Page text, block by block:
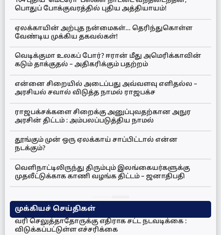
பொதுப் போக்குவரத்தில் புதிய அத்தியாயம்!
ஏலக்காயின் அற்புத நன்மைகள்… தெரிந்துகொள்ள
வேண்டிய முக்கிய தகவல்கள்!
வெடிக்குமா உலகப் போர்? ஈரான் மீது அமெரிக்காவின்
கடும் தாக்குதல் – அதிகரிக்கும் பதற்றம்
என்னை சிறையில் அடைப்பது அவ்வளவு எளிதல்ல –
அரசியல் சவால் விடுத்த நாமல் ராஜபக்ச
ராஜபக்சக்களை சிறைக்கு அனுப்புவதற்கான அநுர
அரசின் திட்டம் : அம்பலப்படுத்திய நாமல்
தூங்கும் முன் ஒரு ஏலக்காய் சாப்பிட்டால் என்ன
நடக்கும்?
வெளிநாட்டிலிருந்து திரும்பும் இலங்கையர்களுக்கு
முதலீட்டுக்காக காணி வழங்க திட்டம் – ஜனாதிபதி
முக்கியச் செய்திகள்
வரி செலுத்தாதோருக்கு எதிராக சட்ட நடவடிக்கை :
விடுக்கப்பட்டுள்ள எச்சரிக்கை